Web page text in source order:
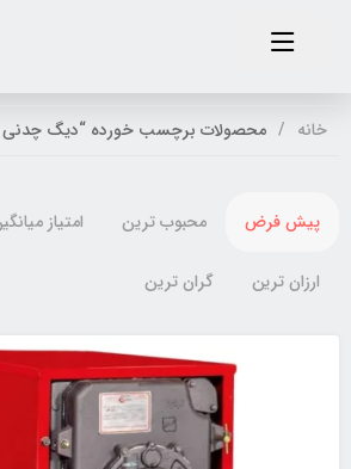
خانه محصولات برچسب خورده “دیگ چدنی 12 پره”
پیش فرض محبوب ترین امتیاز میانگین
ارزان ترین گران ترین